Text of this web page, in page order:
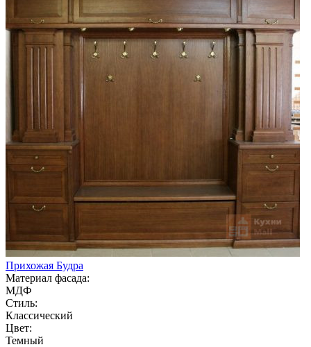
Прихожая Будра
Материал фасада:
МДФ
Стиль:
Классический
Цвет:
Темный